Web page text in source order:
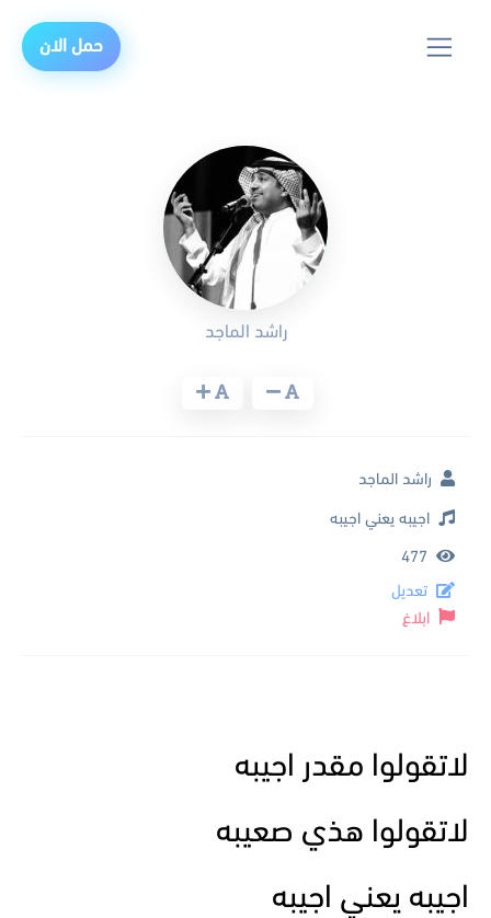
حمل الان
لاتقولوا مقدر اجيبه
لاتقولوا هذي صعيبه
اجيبه يعني اجيبه
راشد الماجد
راشد الماجد
اجيبه يعني اجيبه
477
تعديل
ابلاغ